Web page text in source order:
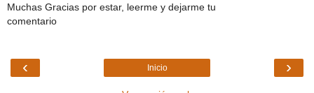
Muchas Gracias por estar, leerme y dejarme tu
comentario
‹ ›
Inicio